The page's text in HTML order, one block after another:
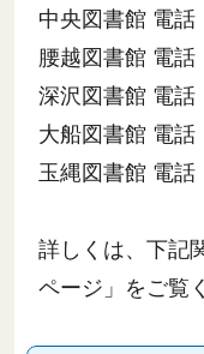
中央図書館 電話
腰越図書館 電話
深沢図書館 電話
大船図書館 電話
玉縄図書館 電話
詳しくは、下記
ページ」をご覧